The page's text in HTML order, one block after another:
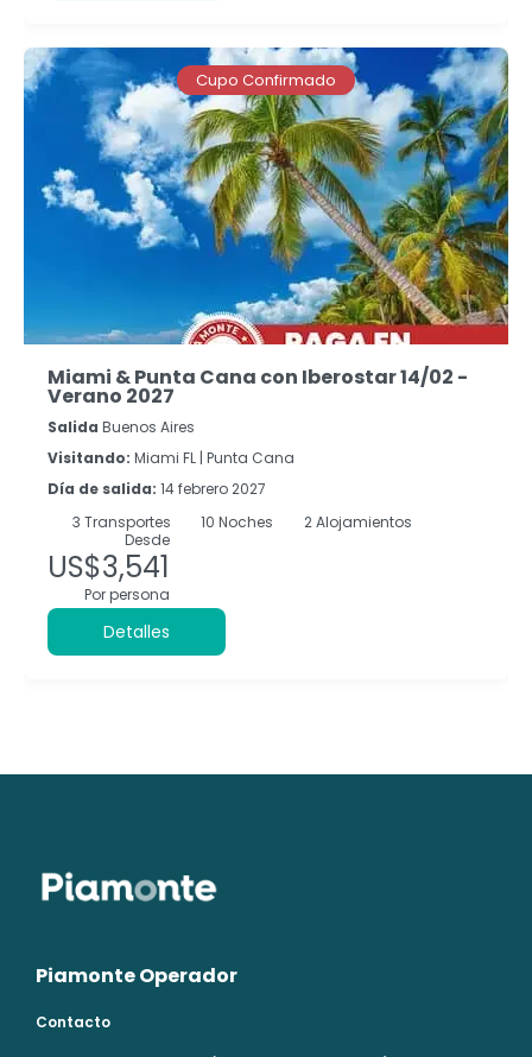
Cupo Confirmado
Miami & Punta Cana con Iberostar 14/02 -
Verano 2027
Salida Buenos Aires
Visitando: Miami FL | Punta Cana
Día de salida: 14 febrero 2027
3 Transportes 10 Noches
2 Alojamientos
Desde
US$3,541
Por persona
Detalles
Piamonte Operador
Contacto